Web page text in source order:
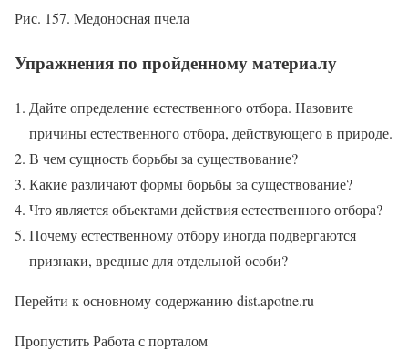
Рис. 157. Медоносная пчела
Упражнения по пройденному материалу
Дайте определение естественного отбора. Назовите
причины естественного отбора, действующего в природе.
В чем сущность борьбы за существование?
Какие различают формы борьбы за существование?
Что является объектами действия естественного отбора?
Почему естественному отбору иногда подвергаются
признаки, вредные для отдельной особи?
Перейти к основному содержанию dist.apotne.ru
Пропустить Работа с порталом